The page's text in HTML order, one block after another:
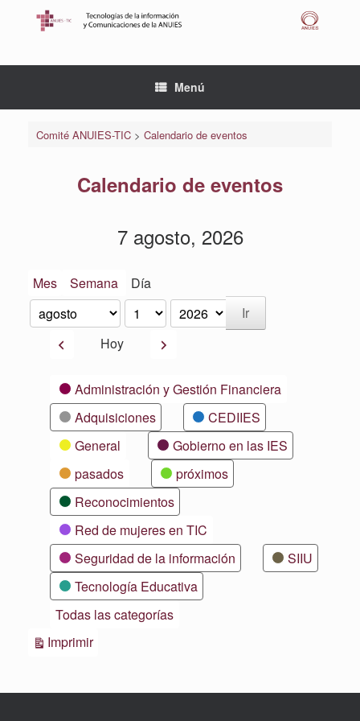
Menú
Comité ANUIES-TIC> Calendario de eventos
Calendario de eventos
7 agosto, 2026
Mes Semana Día
Mes
Día
Año
AnteriorHoy Siguiente
CategoríasAdministración y Gestión Financiera
Adquisiciones
CEDIIES
General
Gobierno en las IES
pasados
próximos
Reconocimientos
Red de mujeres en TIC
Seguridad de la información
SIIU
Tecnología Educativa
Todas las categorías
ImprimirVistas